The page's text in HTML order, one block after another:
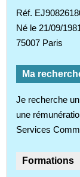
Réf.
Né le 21/09/
75007 Paris
Ma
Je recherche
une
Services
Formations